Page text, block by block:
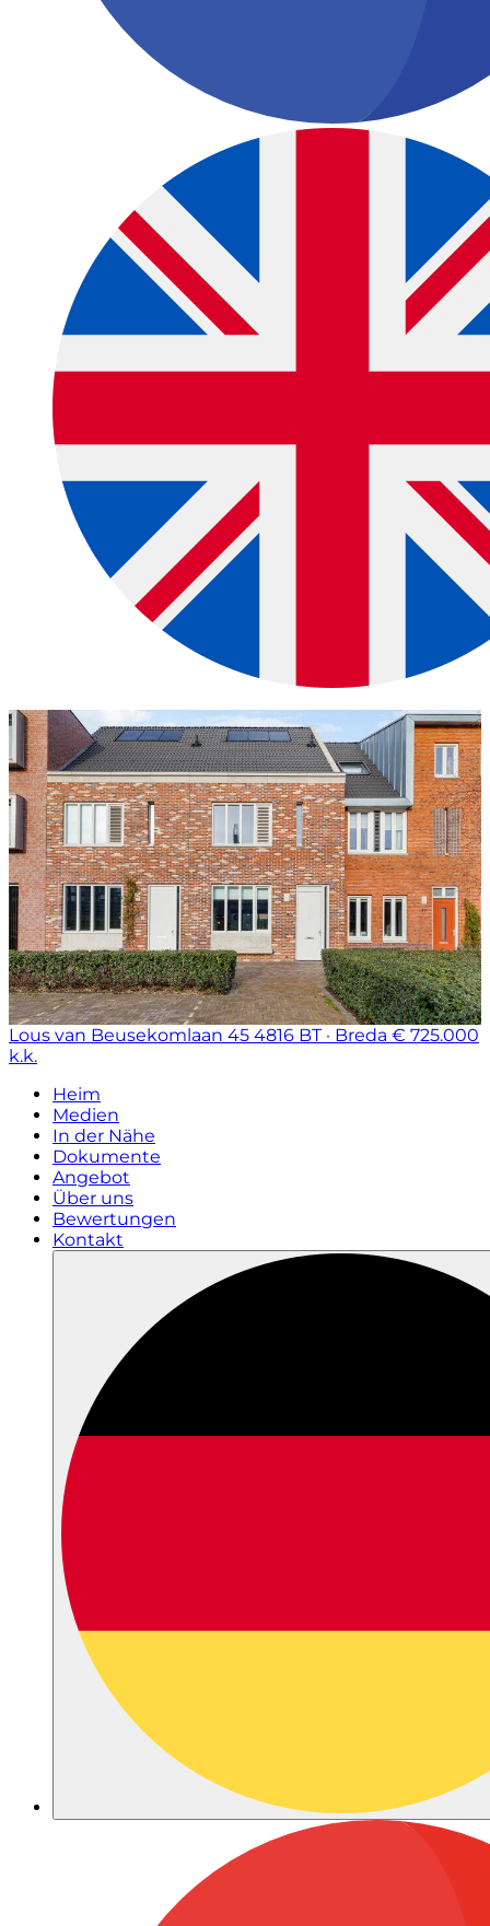
Lous van Beusekomlaan 45 4816 BT · Breda € 725.000
k.k.
Heim
Medien
In der Nähe
Dokumente
Angebot
Über uns
Bewertungen
Kontakt